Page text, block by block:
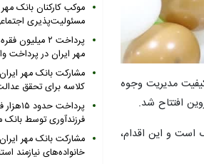
مدیریت وجوه
افتتاح شد.
است و این اقدام،
موکب کارکنان بانک
مسئولیت‌پذیری
پرداخت ۲
مهر ایران در پرداخت
کلاسه برای تحقق
پرداخت
فرزندآوری توسط بانک
مشارکت بانک مهر
خانواده‌های نیازمند